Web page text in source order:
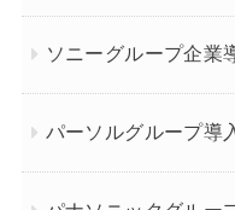
ソニーグループ企業
パーソルグループ導